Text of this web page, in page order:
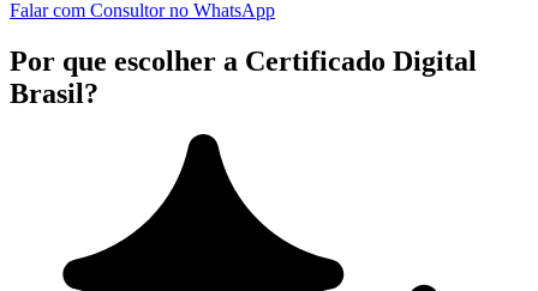
Falar com Consultor no WhatsApp
Por que escolher a Certificado Digital
Brasil?